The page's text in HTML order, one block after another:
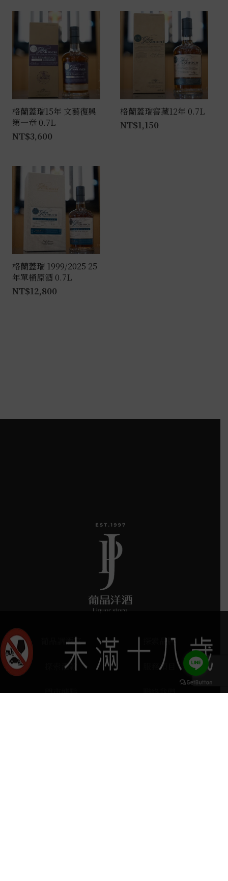
格蘭蓋瑞15年 文藝復興
第一章 0.7L
NT$3,600
格蘭蓋瑞窖藏12年 0.7L
NT$1,150
格蘭蓋瑞 1999/2025 25
年單桶原酒 0.7L
NT$12,800
葡晶調酒室 探索品牌
探索酒款 服務項目
門市據點 聯絡我們